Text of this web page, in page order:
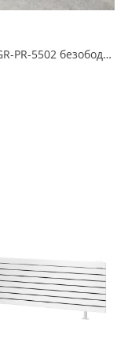
Унитаз приставной Grossman impuls GR-PR-5502 безободковый белый